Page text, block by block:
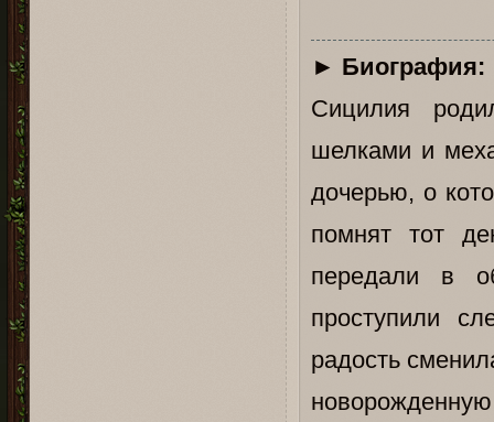
► Биография:
Сицилия
шелками и
дочерью, о
помнят тот
передали в
проступили
радость